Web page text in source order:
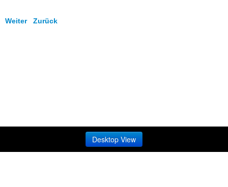
Weiter Zurück
Desktop View